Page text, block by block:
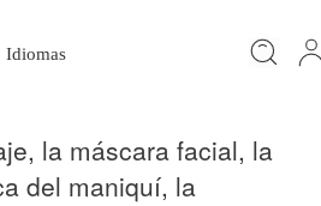
Idiomas
la máscara facial, la
del maniquí, la